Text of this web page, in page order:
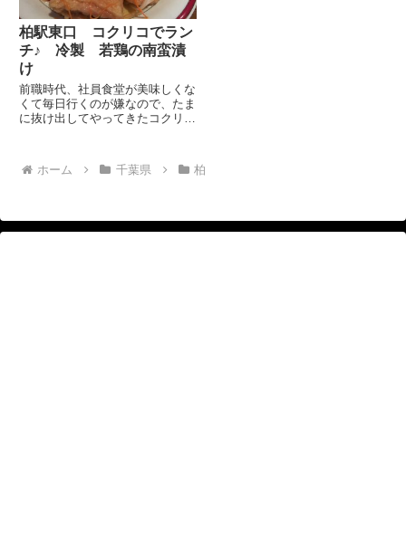
柏駅東口 コクリコでラン
チ♪ 冷製 若鶏の南蛮漬
け
前職時代、社員食堂が美味しくな
くて毎日行くのが嫌なので、たま
に抜け出してやってきたコクリコ
ろうと思ったけど。またまた通う
ことになるとは、縁があるなあ。
ホーム 千葉県 柏